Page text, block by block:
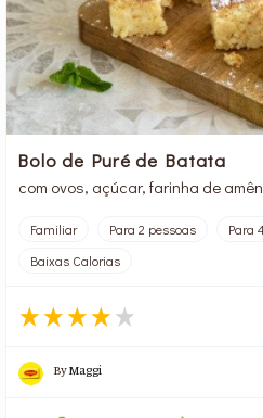
Bolo de Puré de Batata
com ovos, açúcar, farinha de
Familiar Para 2 pessoas Para
Baixas Calorias
ByMaggi